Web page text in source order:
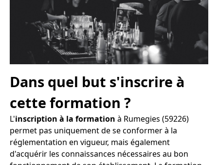
Dans quel but s'inscrire à
cette formation ?
L'inscription à la formation à Rumegies (59226)
permet pas uniquement de se conformer à la
réglementation en vigueur, mais également
d'acquérir les connaissances nécessaires au bon